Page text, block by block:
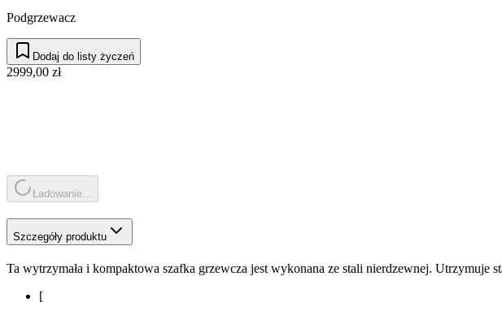
Podgrzewacz
Dodaj do listy życzeń
2999,00 zł
Ładowanie...
Szczegóły produktu
Ta wytrzymała i kompaktowa szafka grzewcza jest wykonana ze stali nierdzewnej.
[